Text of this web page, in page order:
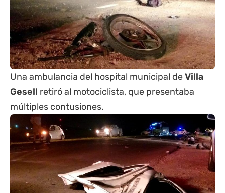
Una ambulancia del hospital municipal deVilla
Gesell retiró al motociclista, que presentaba
múltiples contusiones.